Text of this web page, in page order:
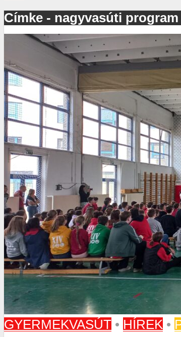
Címke - nagyvasúti program
GYERMEKVASÚT • HÍREK •